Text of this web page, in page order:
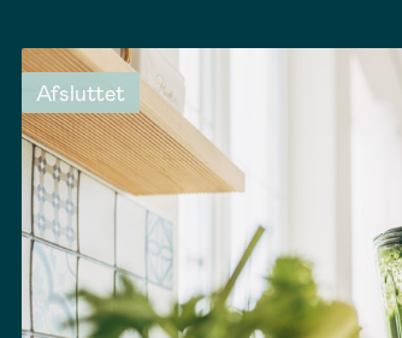
Afsluttet